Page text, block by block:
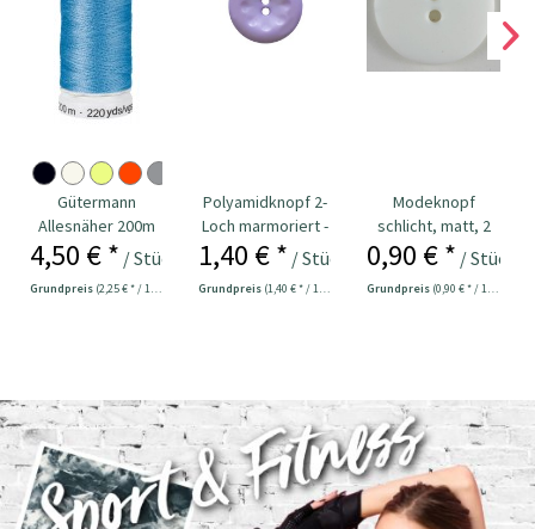
Gütermann
Allesnäher 200m
Fb. 278 - türkis
4,50 € * / Stück
Grundpreis (2,25 € * / 100 Meter)
Polyamidknopf 2-
Loch marmoriert -
Größe: 20mm
1,40 € * / Stück
Grundpreis (1,40 € * / 1 Stück)
Modeknopf
schlicht, matt, 2
Loch - Größe:
0,90 € * / Stück
Grundpreis (0,90 € * / 1 Stück)